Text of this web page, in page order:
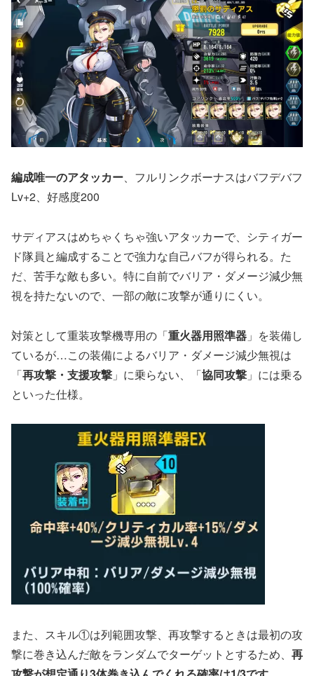
編成唯一のアタッカー、フルリンクボーナスはバフデバフ
Lv+2、好感度200
サディアスはめちゃくちゃ強いアタッカーで、シティガー
ド隊員と編成することで強力な自己バフが得られる。た
だ、苦手な敵も多い。特に自前でバリア・ダメージ減少無
視を持たないので、一部の敵に攻撃が通りにくい。
対策として重装攻撃機専用の「重火器用照準器 」を装備し
ているが…この装備によるバリア・ダメージ減少無視は
「再攻撃・支援攻撃 」に乗らない、「協同攻撃 」には乗る
といった仕様。
また、スキル①は列範囲攻撃、再攻撃するときは最初の攻
撃に巻き込んだ敵をランダムでターゲットとするため、 再